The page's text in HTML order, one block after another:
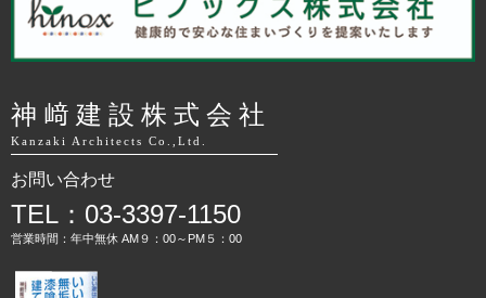
神﨑建設株式会社
Kanzaki Architects Co.,Ltd.
お問い合わせ
TEL：03-3397-1150
営業時間：年中無休 AM９：00～PM５：00